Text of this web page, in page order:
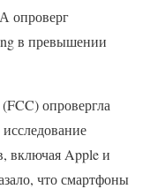
опроверг
в превышении
опровергла
включая Apple и
что смартфоны